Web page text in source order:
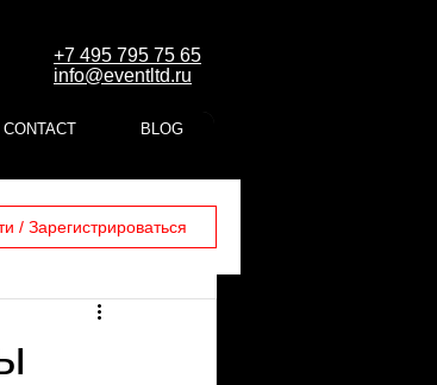
/ Зарегистрироваться
+7 495 795 75 65
info@eventltd.ru
CONTACT BLOG